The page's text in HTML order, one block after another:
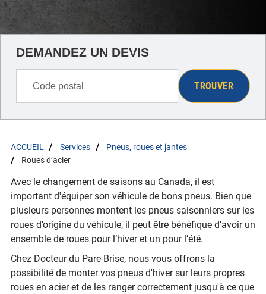
ACCUEIL Services
Pneus, roues et jantes
Roues d’acier
Avec le changement de saisons au Canada, il est
important d'équiper son véhicule de bons pneus. Bien que
plusieurs personnes montent les pneus saisonniers sur les
roues d’origine du véhicule, il peut être bénéfique d’avoir un
ensemble de roues pour l’hiver et un pour l’été.
Chez Docteur du Pare-Brise, nous vous offrons la
possibilité de monter vos pneus d'hiver sur leurs propres
roues en acier et de les ranger correctement jusqu'à ce que
DEMANDEZ UN DEVIS
TROUVER